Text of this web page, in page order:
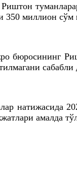
Риштон
350 миллион
бюросининг
натижасида
амалда